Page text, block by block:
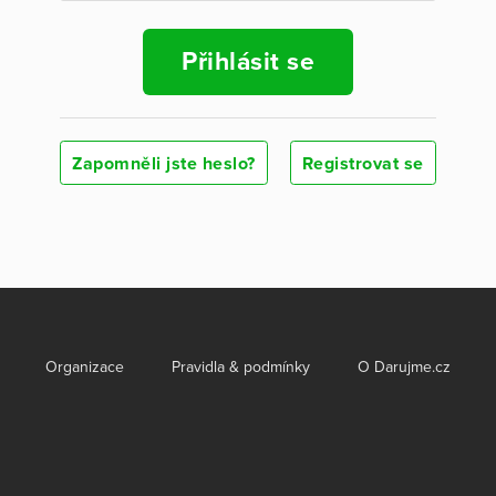
Přihlásit se
Zapomněli jste heslo? Registrovat se
Organizace Pravidla & podmínky O Darujme.cz